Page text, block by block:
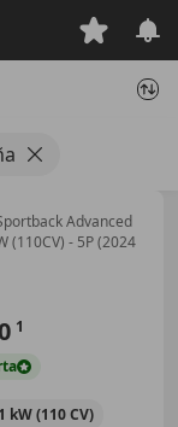
Advanced
(110CV) - 5P (2024
1
kW (110 CV)